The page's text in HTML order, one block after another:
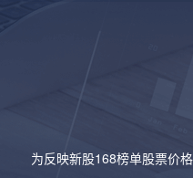
为反映新股168榜单股票价